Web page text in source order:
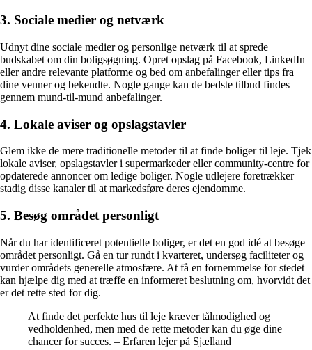
3. Sociale medier og netværk
Udnyt dine sociale medier og personlige netværk til at sprede
budskabet om din boligsøgning. Opret opslag på Facebook, LinkedIn
eller andre relevante platforme og bed om anbefalinger eller tips fra
dine venner og bekendte. Nogle gange kan de bedste tilbud findes
gennem mund-til-mund anbefalinger.
4. Lokale aviser og opslagstavler
Glem ikke de mere traditionelle metoder til at finde boliger til leje. Tjek
lokale aviser, opslagstavler i supermarkeder eller community-centre for
opdaterede annoncer om ledige boliger. Nogle udlejere foretrækker
stadig disse kanaler til at markedsføre deres ejendomme.
5. Besøg området personligt
Når du har identificeret potentielle boliger, er det en god idé at besøge
området personligt. Gå en tur rundt i kvarteret, undersøg faciliteter og
vurder områdets generelle atmosfære. At få en fornemmelse for stedet
kan hjælpe dig med at træffe en informeret beslutning om, hvorvidt det
er det rette sted for dig.
At finde det perfekte hus til leje kræver tålmodighed og
vedholdenhed, men med de rette metoder kan du øge dine
chancer for succes. – Erfaren lejer på Sjælland